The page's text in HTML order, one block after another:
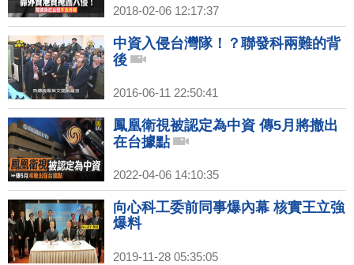
2018-02-06 12:17:37
中資入侵台灣隊！？聯發科兩難的背
後
2016-06-11 22:50:41
鳳凰衛視被認定為中資 傳5月將撤出
在台據點
2022-04-06 14:10:35
向心科工委前同事爆內幕 核實王立強
爆料
2019-11-28 05:35:05